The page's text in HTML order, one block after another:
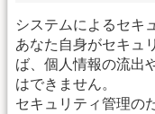
システムによるセキ
あなた自身がセキュ
ば、個人情報の流出
はできません。
セキュリティ管理の